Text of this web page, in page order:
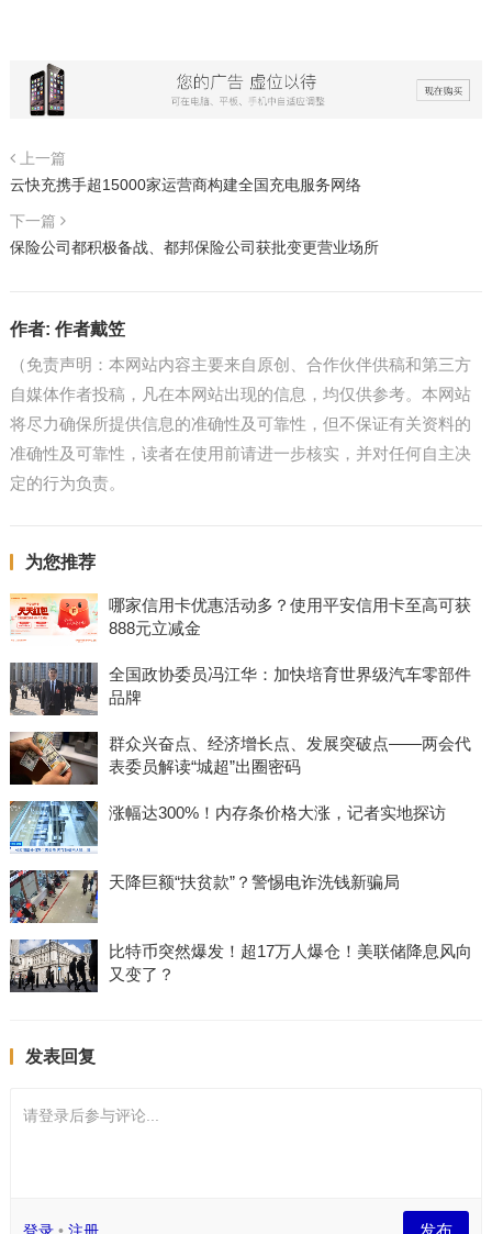
上一篇
云快充携手超15000家运营商构建全国充电服务网络
下一篇
保险公司都积极备战、都邦保险公司获批变更营业场所
作者: 作者戴笠
（免责声明：本网站内容主要来自原创、合作伙伴供稿和第三方
自媒体作者投稿，凡在本网站出现的信息，均仅供参考。本网站
将尽力确保所提供信息的准确性及可靠性，但不保证有关资料的
准确性及可靠性，读者在使用前请进一步核实，并对任何自主决
定的行为负责。
为您推荐
哪家信用卡优惠活动多？使用平安信用卡至高可获
888元立减金
全国政协委员冯江华：加快培育世界级汽车零部件
品牌
群众兴奋点、经济增长点、发展突破点——两会代
表委员解读“城超”出圈密码
涨幅达300%！内存条价格大涨，记者实地探访
天降巨额“扶贫款”？警惕电诈洗钱新骗局
比特币突然爆发！超17万人爆仓！美联储降息风向
又变了？
发表回复
请登录后参与评论...
登录• 注册 发布